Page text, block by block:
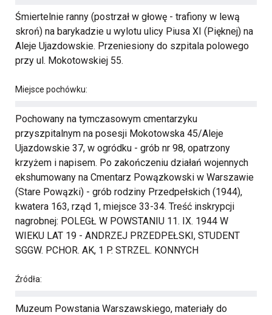
Śmiertelnie ranny (postrzał w głowę - trafiony w lewą
skroń) na barykadzie u wylotu ulicy Piusa XI (Pięknej) na
Aleje Ujazdowskie. Przeniesiony do szpitala polowego
przy ul. Mokotowskiej 55.
Miejsce pochówku:
Pochowany na tymczasowym cmentarzyku
przyszpitalnym na posesji Mokotowska 45/Aleje
Ujazdowskie 37, w ogródku - grób nr 98, opatrzony
krzyżem i napisem. Po zakończeniu działań wojennych
ekshumowany na Cmentarz Powązkowski w Warszawie
(Stare Powązki) - grób rodziny Przedpełskich (1944),
kwatera 163, rząd 1, miejsce 33-34. Treść inskrypcji
nagrobnej: POLEGŁ W POWSTANIU 11. IX. 1944 W
WIEKU LAT 19 - ANDRZEJ PRZEDPEŁSKI, STUDENT
SGGW. PCHOR. AK, 1 P. STRZEL. KONNYCH
Źródła:
Muzeum Powstania Warszawskiego, materiały do